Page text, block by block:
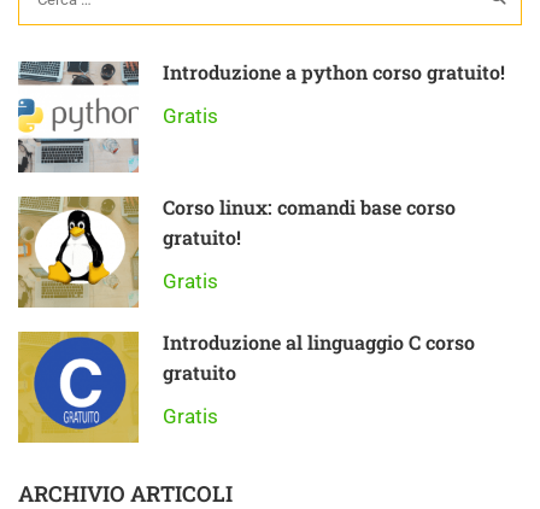
Introduzione a python corso gratuito!
Gratis
Corso linux: comandi base corso
gratuito!
Gratis
Introduzione al linguaggio C corso
gratuito
Gratis
ARCHIVIO ARTICOLI